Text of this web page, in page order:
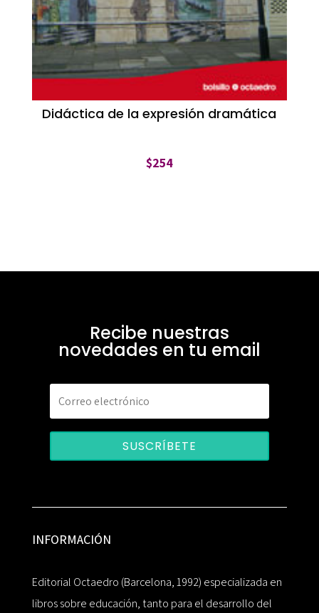
Didáctica de la expresión dramática
$254
Recibe nuestras
novedades en tu email
SUSCRÍBETE
INFORMACIÓN
Editorial Octaedro (Barcelona, 1992) especializada en
libros sobre educación, tanto para el desarrollo del